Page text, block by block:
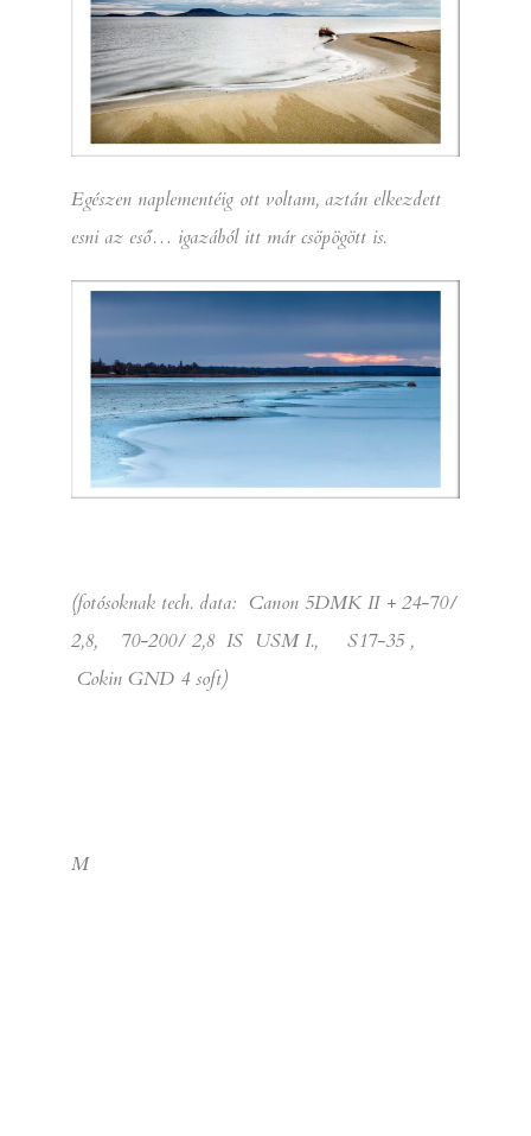
Egészen naplementéig ott voltam, aztán elkezdett
esni az eső… igazából itt már csöpögött is.
(fotósoknak tech. data: Canon 5DMK II + 24-70/
2,8, 70-200/ 2,8 IS USM I., S17-35 ,
Cokin GND 4 soft)
M